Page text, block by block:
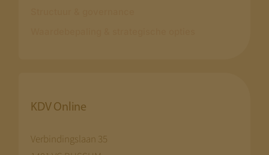
KDV Online
Verbindingslaan 35